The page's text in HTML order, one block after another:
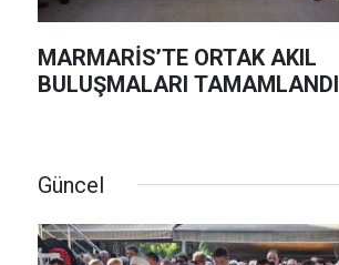
MARMARİS’TE ORTAK AKIL
BULUŞMALARI TAMAMLANDI
Güncel